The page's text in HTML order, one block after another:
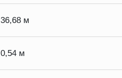
36,68 м
0,54 м